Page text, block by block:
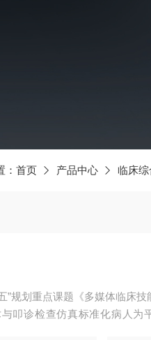
： 首页 产品中心 临床
”规划重点课题《多媒体临床技
叩诊检查仿真标准化病人为